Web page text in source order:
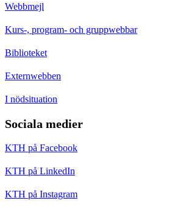
Webbmejl
Kurs-, program- och gruppwebbar
Biblioteket
Externwebben
I nödsituation
Sociala medier
KTH på Facebook
KTH på LinkedIn
KTH på Instagram